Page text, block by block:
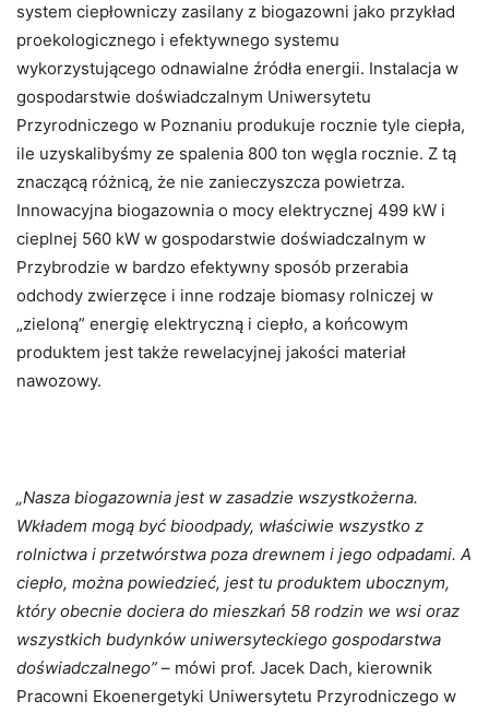
system ciepłowniczy zasilany z biogazowni jako przykład
proekologicznego i efektywnego systemu
wykorzystującego odnawialne źródła energii. Instalacja w
gospodarstwie doświadczalnym Uniwersytetu
Przyrodniczego w Poznaniu produkuje rocznie tyle ciepła,
ile uzyskalibyśmy ze spalenia 800 ton węgla rocznie. Z tą
znaczącą różnicą, że nie zanieczyszcza powietrza.
Innowacyjna biogazownia o mocy elektrycznej 499 kW i
cieplnej 560 kW w gospodarstwie doświadczalnym w
Przybrodzie w bardzo efektywny sposób przerabia
odchody zwierzęce i inne rodzaje biomasy rolniczej w
„zieloną” energię elektryczną i ciepło, a końcowym
produktem jest także rewelacyjnej jakości materiał
nawozowy.
„Nasza biogazownia jest w zasadzie wszystkożerna.
Wkładem mogą być bioodpady, właściwie wszystko z
rolnictwa i przetwórstwa poza drewnem i jego odpadami. A
ciepło, można powiedzieć, jest tu produktem ubocznym,
który obecnie dociera do mieszkań 58 rodzin we wsi oraz
wszystkich budynków uniwersyteckiego gospodarstwa
doświadczalnego” – mówi prof. Jacek Dach, kierownik
Pracowni Ekoenergetyki Uniwersytetu Przyrodniczego w